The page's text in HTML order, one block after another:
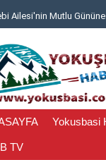
Ailesi'nin Mutlu
Yokusbasi
TV